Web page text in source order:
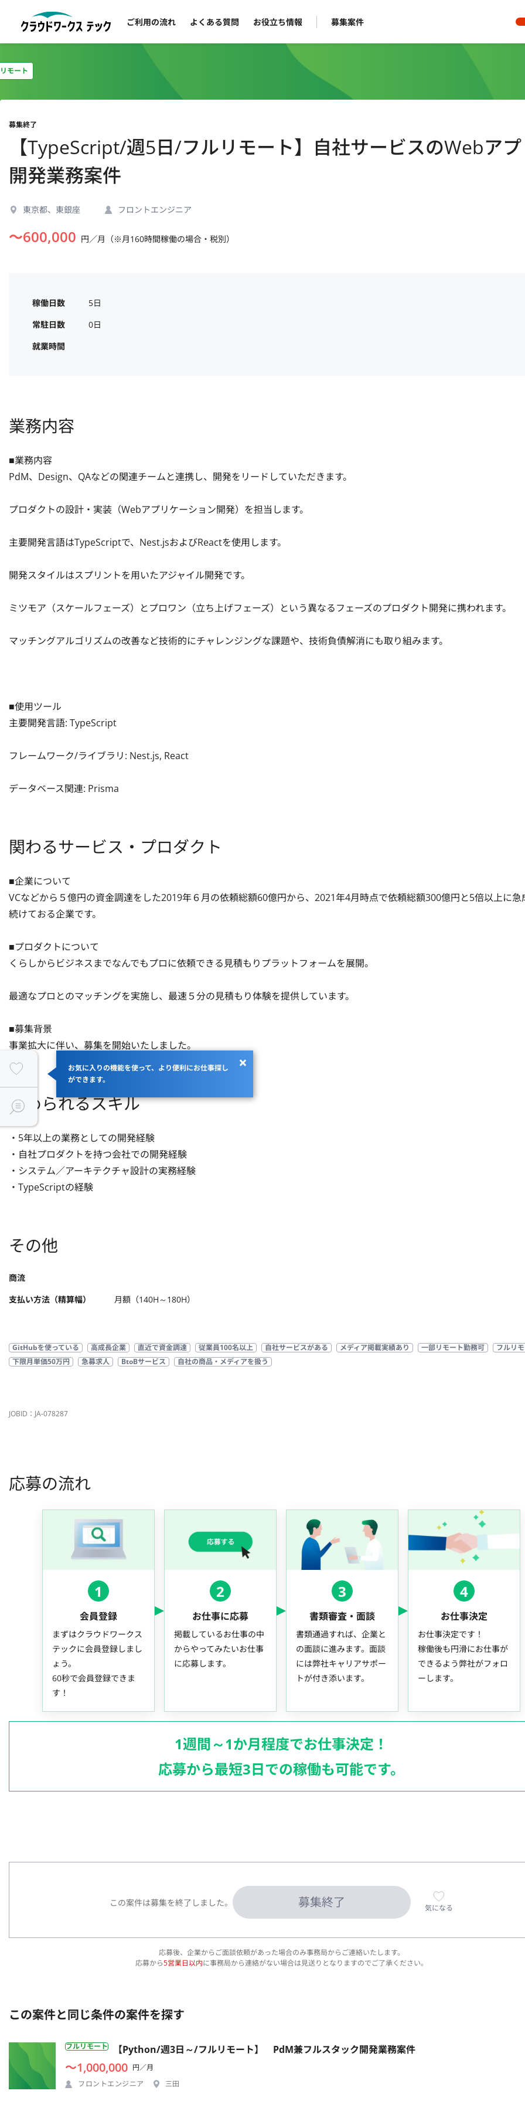
ご利用の流れ よくある質問 お役立ち情報 募集案件
お気に入りの機能を使って、より便利にお仕事探し
ができます。
モート
募集終了
【TypeScript/週5日/フルリモート】自社サービスのWebア
開発業務案件
東京都、東銀座 フロントエンジニア
〜600,000 円／月（※月160時間稼働の場合・税別）
稼働日数
5日
常駐日数
0日
就業時間
業務内容
■業務内容
PdM、Design、QAなどの関連チームと連携し、開発をリードしていただきます。
プロダクトの設計・実装（Webアプリケーション開発）を担当します。
主要開発言語はTypeScriptで、Nest.jsおよびReactを使用します。
開発スタイルはスプリントを用いたアジャイル開発です。
ミツモア（スケールフェーズ）とプロワン（立ち上げフェーズ）という異なるフェーズのプロダクト開発に携われます。
マッチングアルゴリズムの改善など技術的にチャレンジングな課題や、技術負債解消にも取り組みます。
■使用ツール
主要開発言語: TypeScript
フレームワーク/ライブラリ: Nest.js, React
データベース関連: Prisma
関わるサービス・プロダクト
■企業について
VCなどから５億円の資金調達をした2019年６月の依頼総額60億円から、2021年4月時点で依頼総額300億円と5倍以上に急
続けておる企業です。
■プロダクトについて
くらしからビジネスまでなんでもプロに依頼できる見積もりプラットフォームを展開。
最適なプロとのマッチングを実施し、最速５分の見積もり体験を提供しています。
■募集背景
事業拡大に伴い、募集を開始いたしました。
求められるスキル
・5年以上の業務としての開発経験
・自社プロダクトを持つ会社での開発経験
・システム／アーキテクチャ設計の実務経験
・TypeScriptの経験
その他
商流
支払い方法（精算幅）
月額（140H～180H）
GitHubを使っている 高成長企業 直近で資金調達 従業員100名以上 自社サービスがある メディア掲載実績あり 一部リモート勤務可
フルリ
下限月単価50万円
急募求人 BtoBサービス 自社の商品・メディアを扱う
JOBID：JA-078287
応募の流れ
1
会員登録
まずはクラウドワークス
テックに会員登録しまし
ょう。
60秒で会員登録できま
す！
2
お仕事に応募
掲載しているお仕事の中
からやってみたいお仕事
に応募します。
3
書類審査・面談
書類通過すれば、企業と
の面談に進みます。面談
には弊社キャリアサポー
トが付き添います。
4
お仕事決定
お仕事決定です！
稼働後も円滑にお仕事が
できるよう弊社がフォロ
ーします。
1週間～1か月程度でお仕事決定！
応募から最短3日での稼働も可能です。
この案件は募集を終了しました。 募集終了 気になる
応募後、企業からご面談依頼があった場合のみ事務局からご連絡いたします。
応募から5営業日以内に事務局から連絡がない場合は見送りとなりますのでご了承ください。
この案件と同じ条件の案件を探す
フルリモート 【Python/週3日～/フルリモート】 PdM兼フルスタック開発業務案件
〜1,000,000 円／月
フロントエンジニア
三田